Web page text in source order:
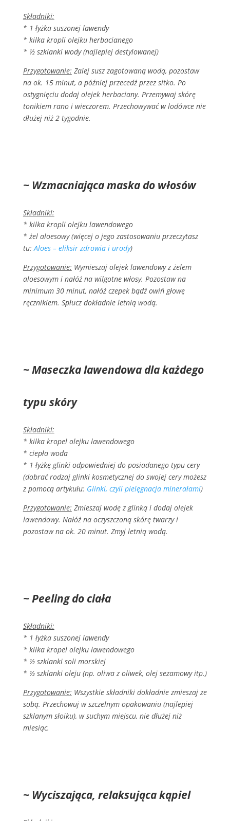
Składniki:
* 1 łyżka suszonej lawendy
* kilka kropli olejku herbacianego
* ½ szklanki wody (najlepiej destylowanej)
Przygotowanie: Zalej susz zagotowaną wodą, pozostaw
na ok. 15 minut, a później przecedź przez sitko. Po
ostygnięciu dodaj olejek herbaciany. Przemywaj skórę
tonikiem rano i wieczorem. Przechowywać w lodówce nie
dłużej niż 2 tygodnie.
~ Wzmacniająca maska do włosów
Składniki:
* kilka kropli olejku lawendowego
* żel aloesowy (więcej o jego zastosowaniu przeczytasz
tu:Aloes – eliksir zdrowia i urody)
Przygotowanie: Wymieszaj olejek lawendowy z żelem
aloesowym i nałóż na wilgotne włosy. Pozostaw na
minimum 30 minut, nałóż czepek bądź owiń głowę
ręcznikiem. Spłucz dokładnie letnią wodą.
~ Maseczka lawendowa dla każdego
typu skóry
Składniki:
* kilka kropel olejku lawendowego
* ciepła woda
* 1 łyżkę glinki odpowiedniej do posiadanego typu cery
(dobrać rodzaj glinki kosmetycznej do swojej cery możesz
z pomocą artykułu: Glinki, czyli pielęgnacja minerałami)
Przygotowanie: Zmieszaj wodę z glinką i dodaj olejek
lawendowy. Nałóż na oczyszczoną skórę twarzy i
pozostaw na ok. 20 minut. Zmyj letnią wodą.
~ Peeling do ciała
Składniki:
* 1 łyżka suszonej lawendy
* kilka kropel olejku lawendowego
* ½ szklanki soli morskiej
* ½ szklanki oleju (np. oliwa z oliwek, olej sezamowy itp.)
Przygotowanie: Wszystkie składniki dokładnie zmieszaj ze
sobą. Przechowuj w szczelnym opakowaniu (najlepiej
szklanym słoiku), w suchym miejscu, nie dłużej niż
miesiąc.
~ Wyciszająca, relaksująca kąpiel